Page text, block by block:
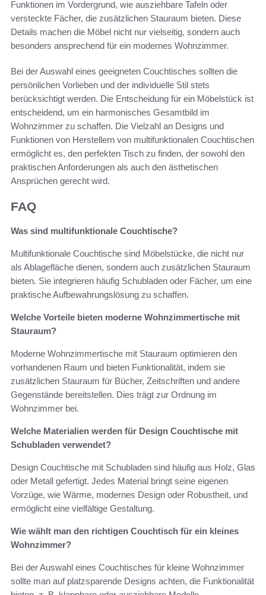
Funktionen im Vordergrund, wie ausziehbare Tafeln oder
versteckte Fächer, die zusätzlichen Stauraum bieten. Diese
Details machen die Möbel nicht nur vielseitig, sondern auch
besonders ansprechend für ein modernes Wohnzimmer.
Bei der Auswahl eines geeigneten Couchtisches sollten die
persönlichen Vorlieben und der individuelle Stil stets
berücksichtigt werden. Die Entscheidung für ein Möbelstück ist
entscheidend, um ein harmonisches Gesamtbild im
Wohnzimmer zu schaffen. Die Vielzahl an Designs und
Funktionen von Herstellern von multifunktionalen Couchtischen
ermöglicht es, den perfekten Tisch zu finden, der sowohl den
praktischen Anforderungen als auch den ästhetischen
Ansprüchen gerecht wird.
FAQ
Was sind multifunktionale Couchtische?
Multifunktionale Couchtische sind Möbelstücke, die nicht nur
als Ablagefläche dienen, sondern auch zusätzlichen Stauraum
bieten. Sie integrieren häufig Schubladen oder Fächer, um eine
praktische Aufbewahrungslösung zu schaffen.
Welche Vorteile bieten moderne Wohnzimmertische mit
Stauraum?
Moderne Wohnzimmertische mit Stauraum optimieren den
vorhandenen Raum und bieten Funktionalität, indem sie
zusätzlichen Stauraum für Bücher, Zeitschriften und andere
Gegenstände bereitstellen. Dies trägt zur Ordnung im
Wohnzimmer bei.
Welche Materialien werden für Design Couchtische mit
Schubladen verwendet?
Design Couchtische mit Schubladen sind häufig aus Holz, Glas
oder Metall gefertigt. Jedes Material bringt seine eigenen
Vorzüge, wie Wärme, modernes Design oder Robustheit, und
ermöglicht eine vielfältige Gestaltung.
Wie wählt man den richtigen Couchtisch für ein kleines
Wohnzimmer?
Bei der Auswahl eines Couchtisches für kleine Wohnzimmer
sollte man auf platzsparende Designs achten, die Funktionalität